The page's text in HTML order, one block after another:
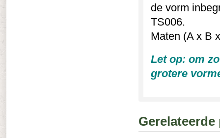
de vorm
TS006.
Maten (A x B
Let op: om
grotere